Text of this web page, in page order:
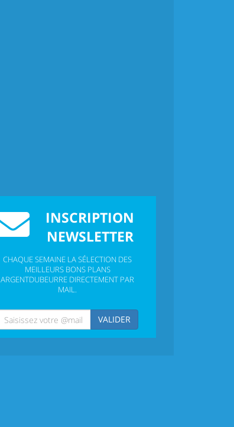
INSCRIPTION
NEWSLETTER
CHAQUE SEMAINE LA SÉLECTION DES
MEILLEURS BONS PLANS
ARGENTDUBEURRE DIRECTEMENT PAR
MAIL.
VALIDER